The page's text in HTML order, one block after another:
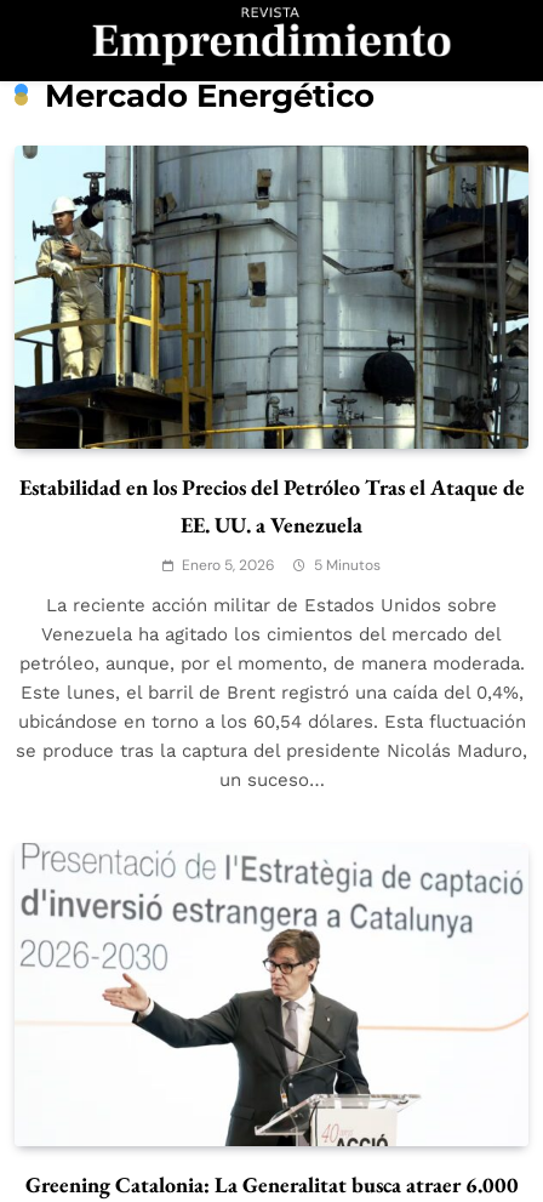
Revista
Emprendimiento
Mercado Energético
Estabilidad en los Precios del Petróleo Tras el Ataque de
EE. UU. a Venezuela
Enero 5, 2026 5 Minutos
La reciente acción militar de Estados Unidos sobre
Venezuela ha agitado los cimientos del mercado del
petróleo, aunque, por el momento, de manera moderada.
Este lunes, el barril de Brent registró una caída del 0,4%,
ubicándose en torno a los 60,54 dólares. Esta fluctuación
se produce tras la captura del presidente Nicolás Maduro,
un suceso…
Greening Catalonia: La Generalitat busca atraer 6.000